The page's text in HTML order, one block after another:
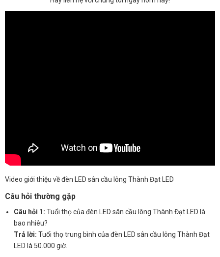
Video giới thiệu về đèn LED sân cầu lông Thành Đạt LED
Câu hỏi thường gặp
Câu hỏi 1: Tuổi thọ của đèn LED sân cầu lông Thành Đạt LED là
bao nhiêu?
Trả lời: Tuổi thọ trung bình của đèn LED sân cầu lông Thành Đạt
LED là 50.000 giờ.